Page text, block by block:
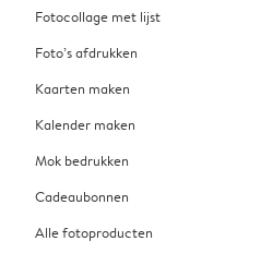
Fotocollage met lijst
Foto’s afdrukken
Kaarten maken
Kalender maken
Mok bedrukken
Cadeaubonnen
Alle fotoproducten